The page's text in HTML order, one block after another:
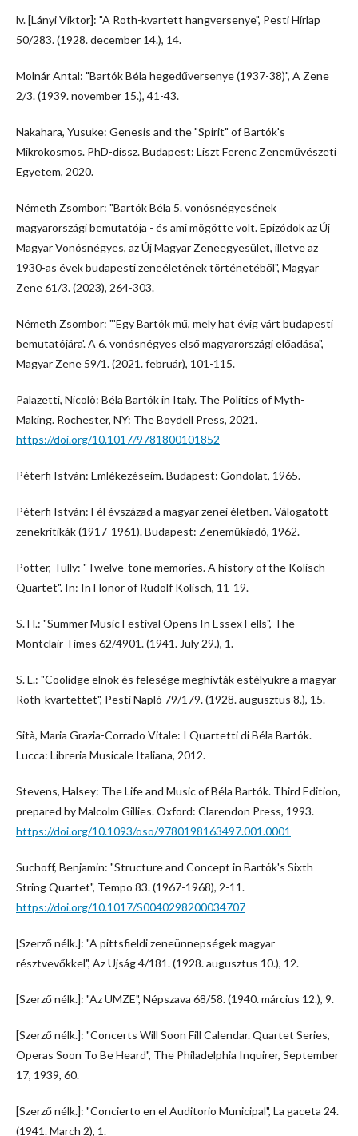
lv. [Lányi Viktor]: "A Roth-kvartett hangversenye", Pesti Hírlap
50/283. (1928. december 14.), 14.
Molnár Antal: "Bartók Béla hegedűversenye (1937-38)", A Zene
2/3. (1939. november 15.), 41-43.
Nakahara, Yusuke: Genesis and the "Spirit" of Bartók's
Mikrokosmos. PhD-dissz. Budapest: Liszt Ferenc Zeneművészeti
Egyetem, 2020.
Németh Zsombor: "Bartók Béla 5. vonósnégyesének
magyarországi bemutatója - és ami mögötte volt. Epizódok az Új
Magyar Vonósnégyes, az Új Magyar Zeneegyesület, illetve az
1930-as évek budapesti zeneéletének történetéből", Magyar
Zene 61/3. (2023), 264-303.
Németh Zsombor: "'Egy Bartók mű, mely hat évig várt budapesti
bemutatójára'. A 6. vonósnégyes első magyarországi előadása",
Magyar Zene 59/1. (2021. február), 101-115.
Palazetti, Nicolò: Béla Bartók in Italy. The Politics of Myth-
Making. Rochester, NY: The Boydell Press, 2021.
https://doi.org/10.1017/9781800101852
Péterfi István: Emlékezéseim. Budapest: Gondolat, 1965.
Péterfi István: Fél évszázad a magyar zenei életben. Válogatott
zenekritikák (1917-1961). Budapest: Zeneműkiadó, 1962.
Potter, Tully: "Twelve-tone memories. A history of the Kolisch
Quartet". In: In Honor of Rudolf Kolisch, 11-19.
S. H.: "Summer Music Festival Opens In Essex Fells", The
Montclair Times 62/4901. (1941. July 29.), 1.
S. L.: "Coolidge elnök és felesége meghívták estélyükre a magyar
Roth-kvartettet", Pesti Napló 79/179. (1928. augusztus 8.), 15.
Sità, Maria Grazia-Corrado Vitale: I Quartetti di Béla Bartók.
Lucca: Libreria Musicale Italiana, 2012.
Stevens, Halsey: The Life and Music of Béla Bartók. Third Edition,
prepared by Malcolm Gillies. Oxford: Clarendon Press, 1993.
https://doi.org/10.1093/oso/9780198163497.001.0001
Suchoff, Benjamin: "Structure and Concept in Bartók's Sixth
String Quartet", Tempo 83. (1967-1968), 2-11.
https://doi.org/10.1017/S0040298200034707
[Szerző nélk.]: "A pittsfieldi zeneünnepségek magyar
résztvevőkkel", Az Ujság 4/181. (1928. augusztus 10.), 12.
[Szerző nélk.]: "Az UMZE", Népszava 68/58. (1940. március 12.), 9.
[Szerző nélk.]: "Concerts Will Soon Fill Calendar. Quartet Series,
Operas Soon To Be Heard", The Philadelphia Inquirer, September
17, 1939, 60.
[Szerző nélk.]: "Concierto en el Auditorio Municipal", La gaceta 24.
(1941. March 2), 1.